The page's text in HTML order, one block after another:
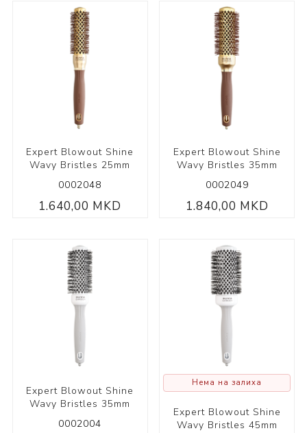
Expert Blowout Shine
Wavy Bristles 25mm
0002048
1.640,00 MKD
Expert Blowout Shine
Wavy Bristles 35mm
0002049
1.840,00 MKD
Expert Blowout Shine
Wavy Bristles 35mm
0002004
Нема на залиха
Expert Blowout Shine
Wavy Bristles 45mm